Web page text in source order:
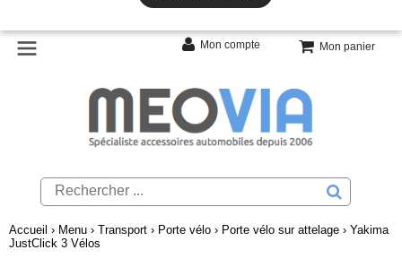
Mon compte Mon panier
Accueil › Menu › Transport › Porte vélo › Porte vélo sur attelage › Yakima
JustClick 3 Vélos